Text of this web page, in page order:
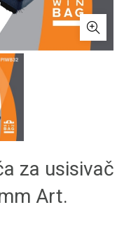
za usisivač
Art.